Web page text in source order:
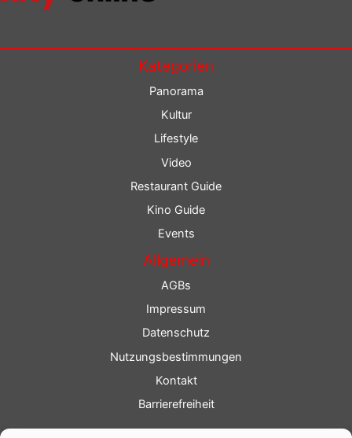
Kategorien
Panorama
Kultur
Lifestyle
Video
Restaurant Guide
Kino Guide
Events
Allgemein
AGBs
Impressum
Datenschutz
Nutzungsbestimmungen
Kontakt
Barrierefreiheit